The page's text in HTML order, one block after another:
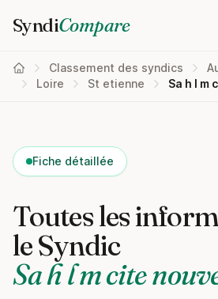
SyndiCompare
Classement des syndics
Loire
St etienne Sa h l m
Fiche détaillée
Toutes les
le Syndic
Sa h l m cite